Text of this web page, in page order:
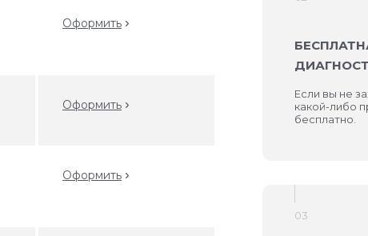
Оформить
Оформить
Оформить
Если вы не
какой-либо
бесплатно.
03